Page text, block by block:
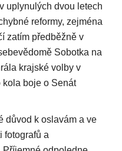
uplynulých dvou letech
reformy, zejména
zatím předběžně v
Sobotka na
krajské volby v
kola boje o Senát
důvod k oslavám a ve
fotografů a